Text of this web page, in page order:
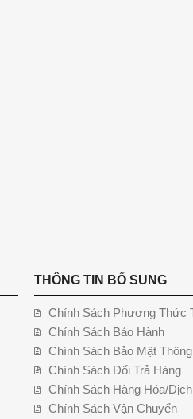
THÔNG TIN BỔ SUNG
Chính Sách Phương Thức
Chính Sách Bảo Hành
Chính Sách Bảo Mật
Chính Sách Đổi Trả Hàng
Chính Sách Hàng Hóa/
Chính Sách Vận Chuyển